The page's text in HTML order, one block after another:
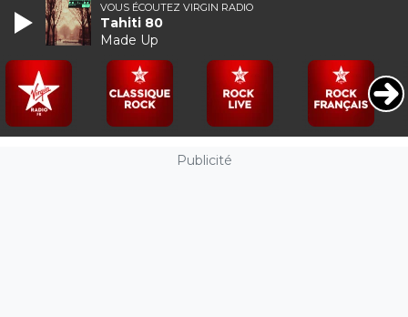
Publicité
VOUS ÉCOUTEZ VIRGIN RADIO
Tahiti 80
Made Up